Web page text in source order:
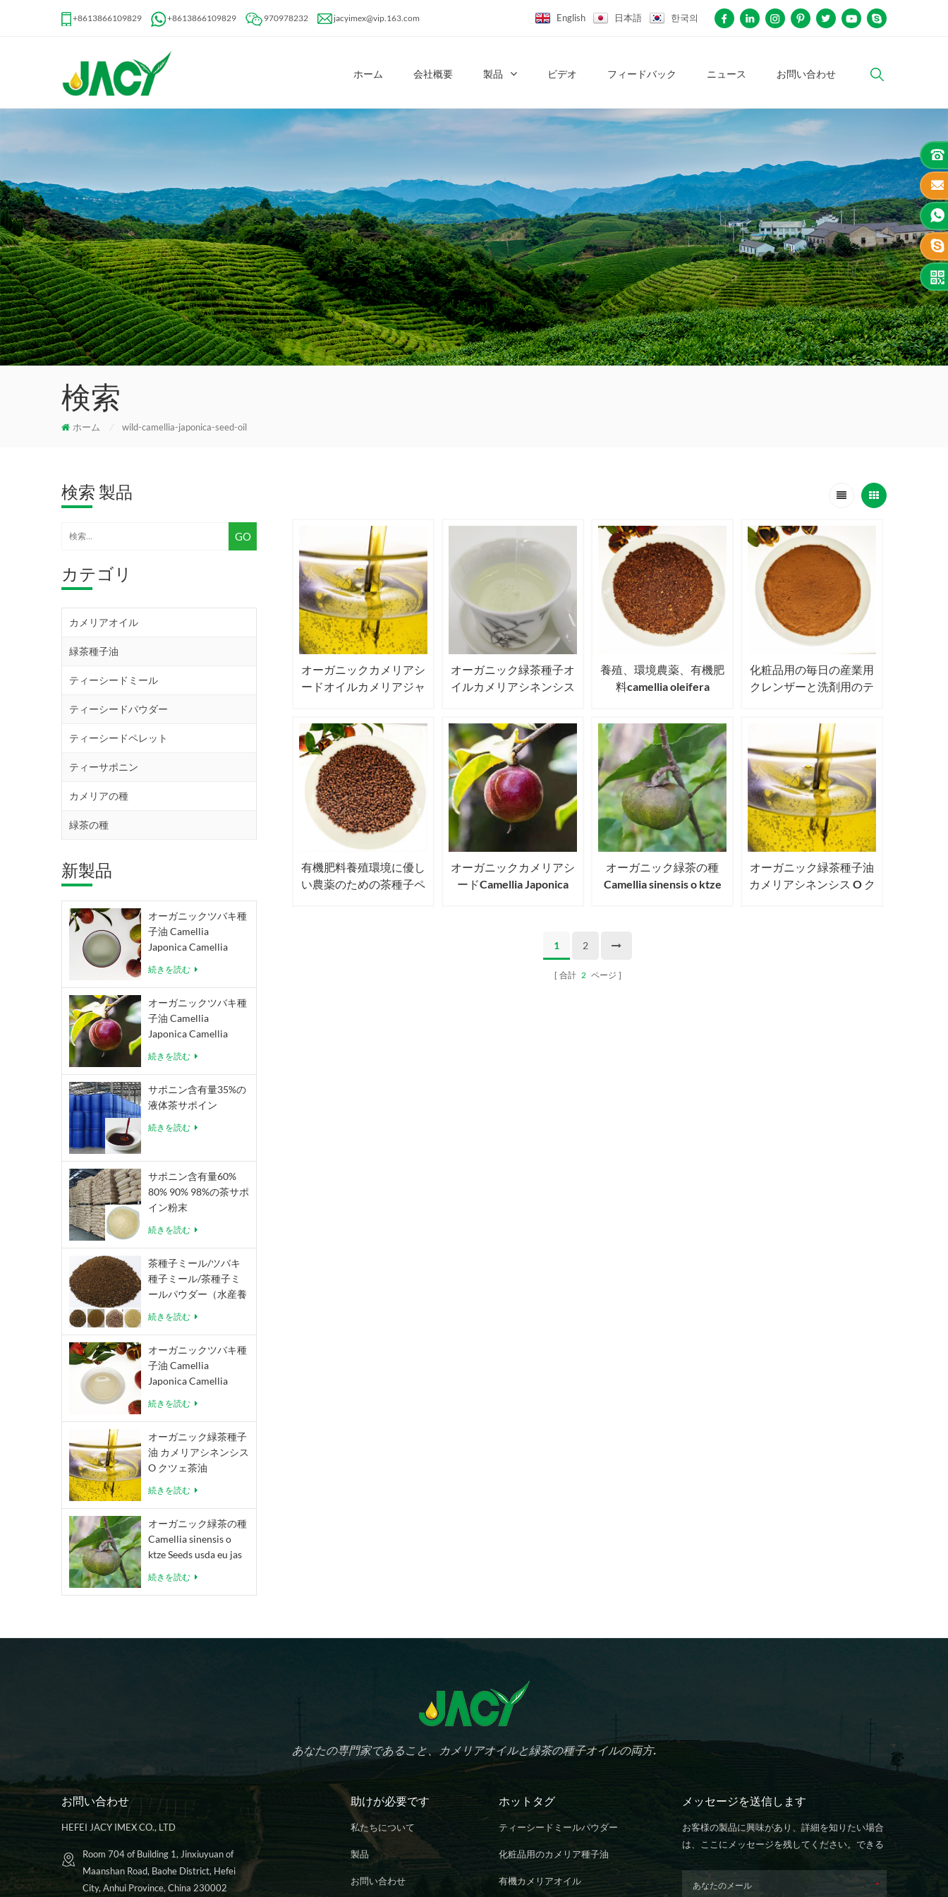
+8613866109829 +8613866109829 970978232 jacyimex@vip.163.com English 日本語 한국의
ホーム 会社概要 製品 ビデオ フィードバック ニュース お問い合わせ
検索
ホーム / wild-camellia-japonica-seed-oil
検索 製品
カテゴリ
カメリアオイル
緑茶種子油
ティーシードミール
ティーシードパウダー
ティーシードペレット
ティーサポニン
カメリアの種
緑茶の種
新製品
オーガニックツバキ種
子油 Camellia
Japonica Camellia
続きを読む
オーガニックツバキ種
子油 Camellia
Japonica Camellia
続きを読む
サポニン含有量35%の
液体茶サポイン
続きを読む
サポニン含有量60%
80% 90% 98%の茶サポ
イン粉末
続きを読む
茶種子ミール/ツバキ
種子ミール/茶種子ミ
ールパウダー（水産養
料用） Camellia
Japonica
続きを読む
オーガニックツバキ種
子油 Camellia
Japonica Camellia
続きを読む
オーガニック緑茶種子
油 カメリアシネンシス
O クツェ茶油
続きを読む
オーガニック緑茶の種
Camellia sinensis o
ktze Seeds usda eu jas
続きを読む
オーガニックカメリアシ
ードオイルカメリアジャ
ラアベル
オーガニック緑茶種子オ
イルカメリアシネンシス
養殖、環境農薬、有機肥
料camellia oleifera
ィーシードミール/カメリ
アシードミール
化粧品用の毎日の産業用
クレンザーと洗剤用のテ
有機肥料養殖環境に優し
い農薬のための茶種子ペ
オーガニックカメリアシ
ードCamellia Japonica
オーガニック緑茶の種
Camellia sinensis o ktze
オーガニック緑茶種子油
カメリアシネンシス O ク
1 2
合計 2 ページ
あなたの専門家であること、カメリアオイルと緑茶の種子オイルの両方.
お問い合わせ
HEFEI JACY IMEX CO., LTD
Room 704 of Building 1, Jinxiuyuan of
Maanshan Road, Baohe District, Hefei
City, Anhui Province, China 230002
助けが必要です
私たちについて
製品
お問い合わせ
ホットタグ
ティーシードミールパウダー
化粧品用のカメリア種子油
有機カメリアオイル
メッセージを送信します
お客様の製品に興味があり、詳細を知りたい場合
は、ここにメッセージを残してください。できる
だけ早く返信します。